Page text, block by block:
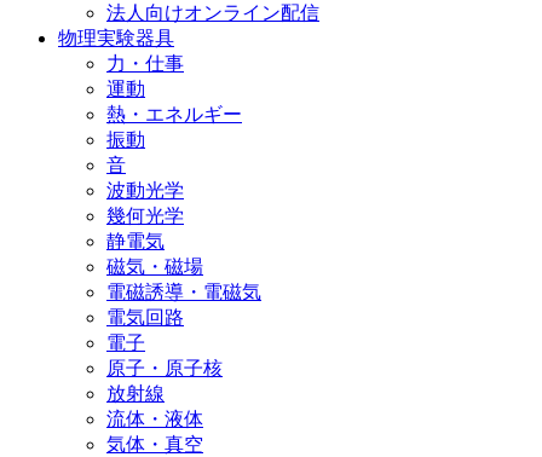
法人向けオンライン配信
物理実験器具
力・仕事
運動
熱・エネルギー
振動
音
波動光学
幾何光学
静電気
磁気・磁場
電磁誘導・電磁気
電気回路
電子
原子・原子核
放射線
流体・液体
気体・真空